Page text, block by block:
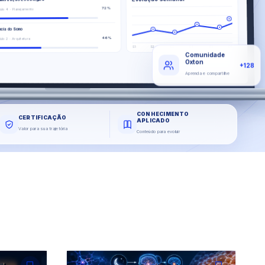
4 · Planejamento 72%
do Sono
2 · Arquitetura 46%
S1 S2
Comunidade
Oxton
+128
CERTIFICAÇÃO
Valor para sua trajetória
CONHECIMENTO
APLICADO
Conteúdo para evoluir